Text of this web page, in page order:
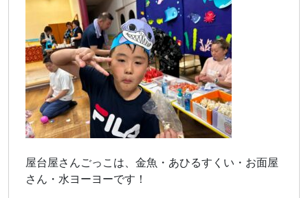
屋台屋さんごっこは、金魚・あひるすくい・お面屋
さん・水ヨーヨーです！